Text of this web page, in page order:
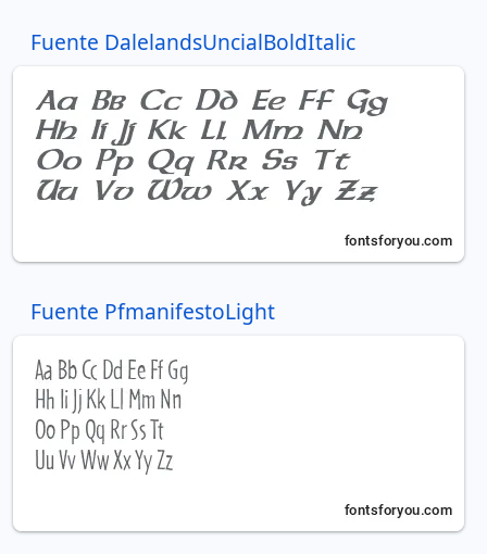
Fuente DalelandsUncialBoldItalic
Fuente PfmanifestoLight